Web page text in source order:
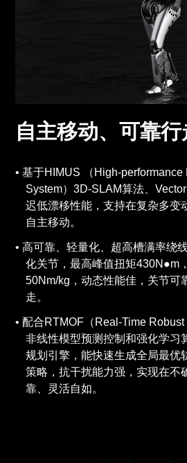
自主移动、可靠行
基于HIMUS （High-performance
System）3D-SLAM算法、
迟低漂移性能，支持在复杂多变
自主移动。
高可靠、轻量化、超高槽满率绕
化关节，最高峰值扭矩430N●m
50Nm/kg，动态性能佳，关节可
走。
配合RTMOF（Real-Time Robust
非线性模型预测控制和强化学习
规划引擎，能快速生成全局最优
策略，抗干扰能力强，实现在不
靠、灵活自如。